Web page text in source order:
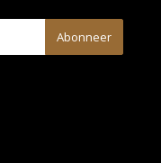
Abonneer